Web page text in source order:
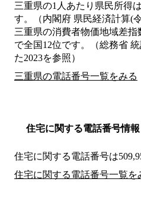
三重県の1人あたり県民所得
す。（内閣府 県民経済計算(
三重県の消費者物価地域差指
で全国12位です。（総務省
た2023を参照）
三重県の電話番号一覧をみる
住宅に関する電話番号情報
住宅に関する電話番号は
住宅に関する電話番号一覧を